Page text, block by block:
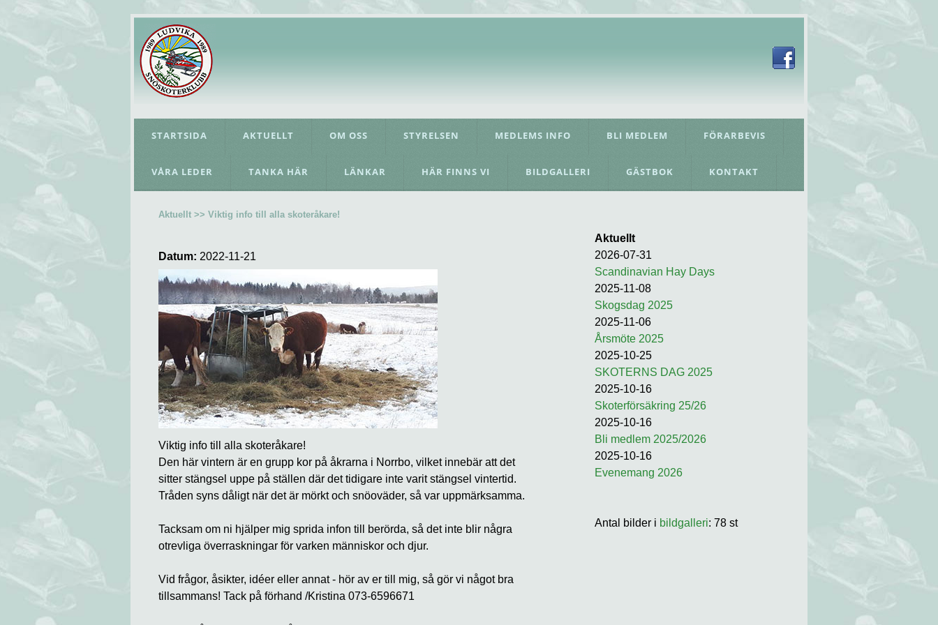
STARTSIDA AKTUELLT OM OSS STYRELSEN MEDLEMS INFO BLI MEDLEM FÖRARBEVIS
VÅRA LEDER TANKA HÄR LÄNKAR HÄR FINNS VI BILDGALLERI GÄSTBOK KONTAKT
Aktuellt >> Viktig info till alla skoteråkare!
Datum: 2022-11-21
Viktig info till alla skoteråkare!
Den här vintern är en grupp kor på åkrarna i Norrbo, vilket innebär att det
sitter stängsel uppe på ställen där det tidigare inte varit stängsel vintertid.
Tråden syns dåligt när det är mörkt och snöoväder, så var uppmärksamma.
Tacksam om ni hjälper mig sprida infon till berörda, så det inte blir några
otrevliga överraskningar för varken människor och djur.
Vid frågor, åsikter, idéer eller annat - hör av er till mig, så gör vi något bra
tillsammans! Tack på förhand /Kristina 073-6596671
Aktuellt
2026-07-31
Scandinavian Hay Days
2025-11-08
Skogsdag 2025
2025-11-06
Årsmöte 2025
2025-10-25
SKOTERNS DAG 2025
2025-10-16
Skoterförsäkring 25/26
2025-10-16
Bli medlem 2025/2026
2025-10-16
Evenemang 2026
Antal bilder i bildgalleri: 78 st